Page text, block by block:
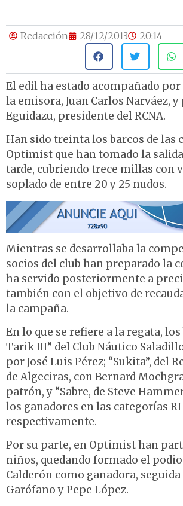
Redacción 28/12/2013 20:14
El edil ha estado acompañado
la emisora, Juan Carlos Narváez, y
Eguidazu, presidente del RCNA.
Han sido treinta los barcos de las
Optimist que han tomado la
tarde, cubriendo trece millas con
soplado de entre 20 y 25 nudos.
Mientras se desarrollaba la
socios del club han preparado la
ha servido posteriormente a
también con el objetivo de
la campaña.
En lo que se refiere a la regata, los
Tarik III” del Club Náutico
por José Luis Pérez; “Sukita”, del
de Algeciras, con Bernard
patrón, y “Sabre, de Steve
los ganadores en las categorías
respectivamente.
Por su parte, en Optimist han
niños, quedando formado el
Calderón como ganadora,
Garófano y Pepe López.